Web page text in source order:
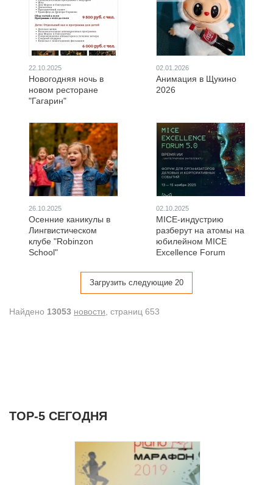
22.10.2025
Новогодняя ночь в
новом ресторане
"Гагарин"
02.01.2026
Анимация в Щукино
2026
26.10.2025
Осенние каникулы в
Лингвистическом
клубе "Robinzon
School"
02.10.2025
MICE-индустрию
разберут на атомы на
юбилейном MICE
Excellence Forum
Загрузить следующие 20
Найдено 13053 новости , cтраниц 653
ТОР-5 СЕГОДНЯ